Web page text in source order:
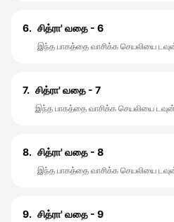
6. சித்ரா' வதை - 6
இந்த பாகத்தை வாசிக்க செயலியை
7. சித்ரா' வதை - 7
இந்த பாகத்தை வாசிக்க செயலியை
8. சித்ரா' வதை - 8
இந்த பாகத்தை வாசிக்க செயலியை
9. சித்ரா' வதை - 9